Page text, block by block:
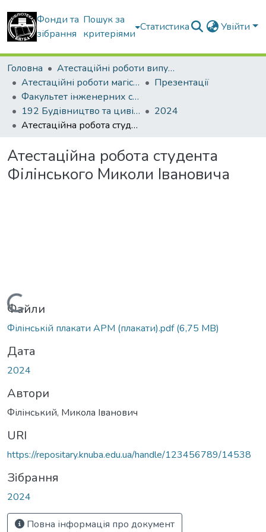
Фонди та
зібрання
Пошук за
критеріями
Статистика Увійти
Головна
Атестаційні роботи випускників
Атестаційні роботи магістрів
Презентації
Факультет інженерних систем та екології
192 Будівництво та цивільна інженерія. Теплогазопостачання і вентиляція
2024
Атестаційна робота студента Філінського Миколи Івановича
Атестаційна робота студента
Філінського Миколи Івановича
Вантажиться...
Файли
Філінській плакати АРМ (плакати).pdf(6,75 MB)
Дата
2024
Автори
Філінський, Микола Іванович
URI
https://repositary.knuba.edu.ua/handle/123456789/14538
Зібрання
2024
Повна інформація про документ